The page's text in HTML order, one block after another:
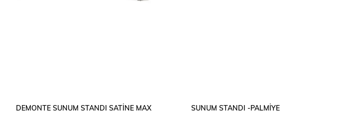
DEMONTE SUNUM STANDI SATİNE MAX SUNUM STANDI -PALMİYE